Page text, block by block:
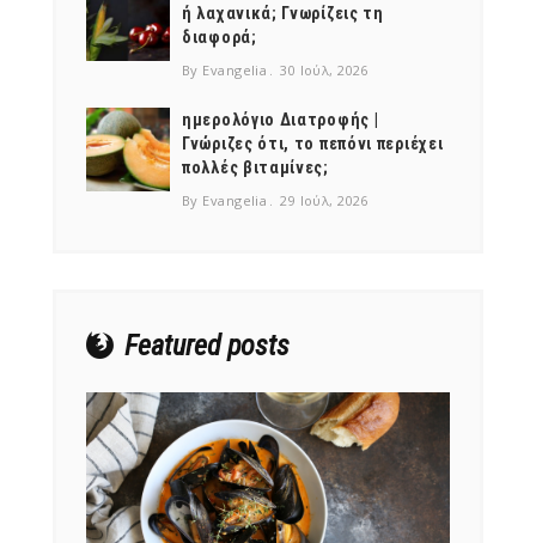
ή λαχανικά; Γνωρίζεις τη
διαφορά;
By Evangelia 30 Ιούλ, 2026
ημερολόγιο Διατροφής |
Γνώριζες ότι, το πεπόνι περιέχει
πολλές βιταμίνες;
By Evangelia 29 Ιούλ, 2026
Featured posts
NEWSLETTER
mel
y updates
fro
m